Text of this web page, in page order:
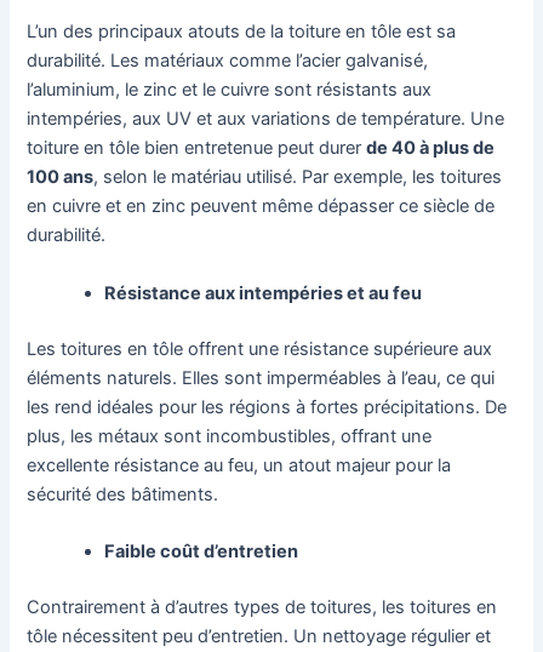
L’un des principaux atouts de la toiture en tôle est sa
durabilité. Les matériaux comme l’acier galvanisé,
l’aluminium, le zinc et le cuivre sont résistants aux
intempéries, aux UV et aux variations de température. Une
toiture en tôle bien entretenue peut durerde 40 à plus de
100 ans, selon le matériau utilisé. Par exemple, les toitures
en cuivre et en zinc peuvent même dépasser ce siècle de
durabilité.
Résistance aux intempéries et au feu
Les toitures en tôle offrent une résistance supérieure aux
éléments naturels. Elles sont imperméables à l’eau, ce qui
les rend idéales pour les régions à fortes précipitations. De
plus, les métaux sont incombustibles, offrant une
excellente résistance au feu, un atout majeur pour la
sécurité des bâtiments.
Faible coût d’entretien
Contrairement à d’autres types de toitures, les toitures en
tôle nécessitent peu d’entretien. Un nettoyage régulier et